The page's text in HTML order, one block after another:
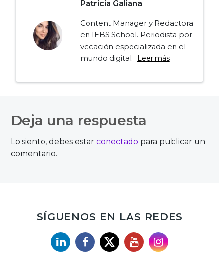
Patricia Galiana
Content Manager y Redactora
en IEBS School. Periodista por
vocación especializada en el
mundo digital.
Leer más
de
entradas
Deja una respuesta
Lo siento, debes estarconectado para publicar un
comentario.
SÍGUENOS EN LAS REDES
LinkedinFacebook
X YouTubeInstagram